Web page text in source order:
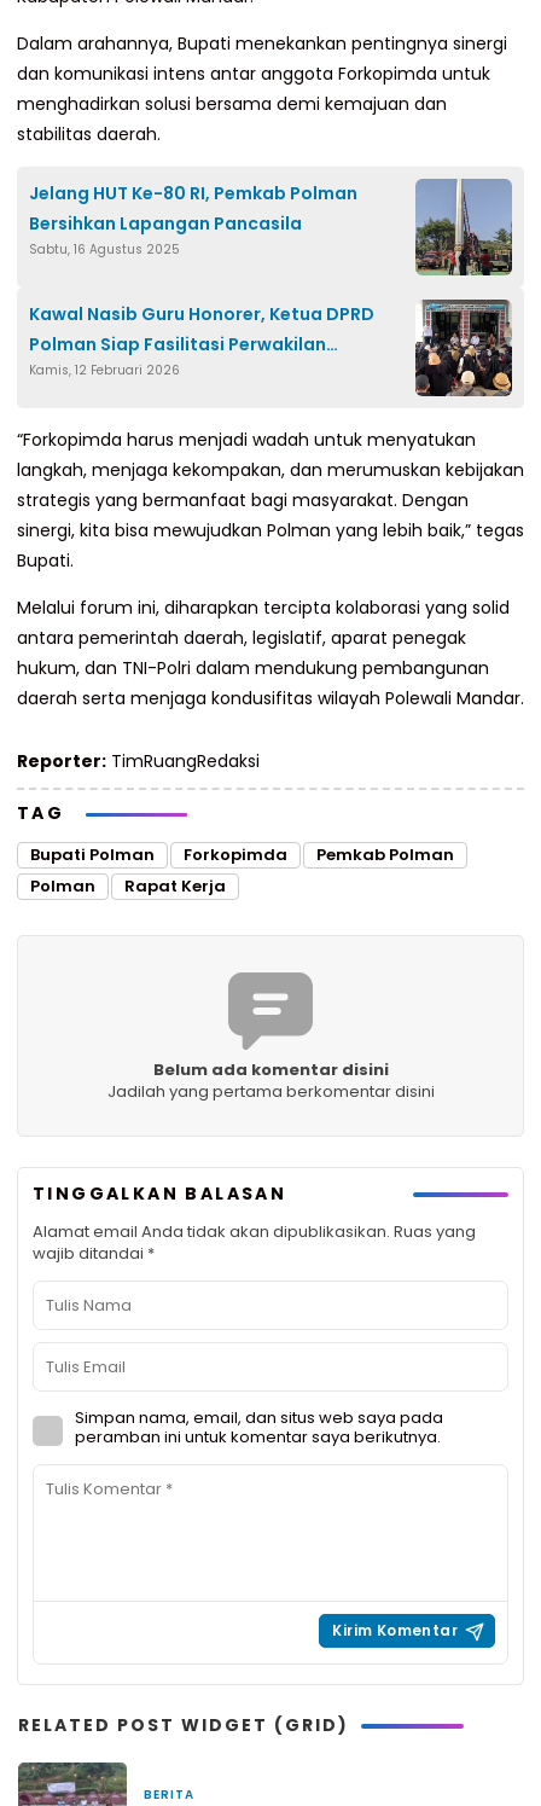
Dalam arahannya, Bupati menekankan pentingnya sinergi
dan komunikasi intens antar anggota Forkopimda untuk
menghadirkan solusi bersama demi kemajuan dan
stabilitas daerah.
Jelang HUT Ke-80 RI, Pemkab Polman
Bersihkan Lapangan Pancasila
Sabtu, 16 Agustus 2025
Kawal Nasib Guru Honorer, Ketua DPRD
Polman Siap Fasilitasi Perwakilan
Madrasah ke Jakarta
Kamis, 12 Februari 2026
“Forkopimda harus menjadi wadah untuk menyatukan
langkah, menjaga kekompakan, dan merumuskan kebijakan
strategis yang bermanfaat bagi masyarakat. Dengan
sinergi, kita bisa mewujudkan Polman yang lebih baik,” tegas
Bupati.
Melalui forum ini, diharapkan tercipta kolaborasi yang solid
antara pemerintah daerah, legislatif, aparat penegak
hukum, dan TNI-Polri dalam mendukung pembangunan
daerah serta menjaga kondusifitas wilayah Polewali Mandar.
Reporter: TimRuangRedaksi
TAG
Bupati Polman Forkopimda
Pemkab Polman
Polman
Rapat Kerja
Belum ada komentar disini
Jadilah yang pertama berkomentar disini
TINGGALKAN BALASAN
Alamat email Anda tidak akan dipublikasikan. Ruas yang
wajib ditandai *
Simpan nama, email, dan situs web saya pada
peramban ini untuk komentar saya berikutnya.
RELATED POST WIDGET (GRID)
BERITA